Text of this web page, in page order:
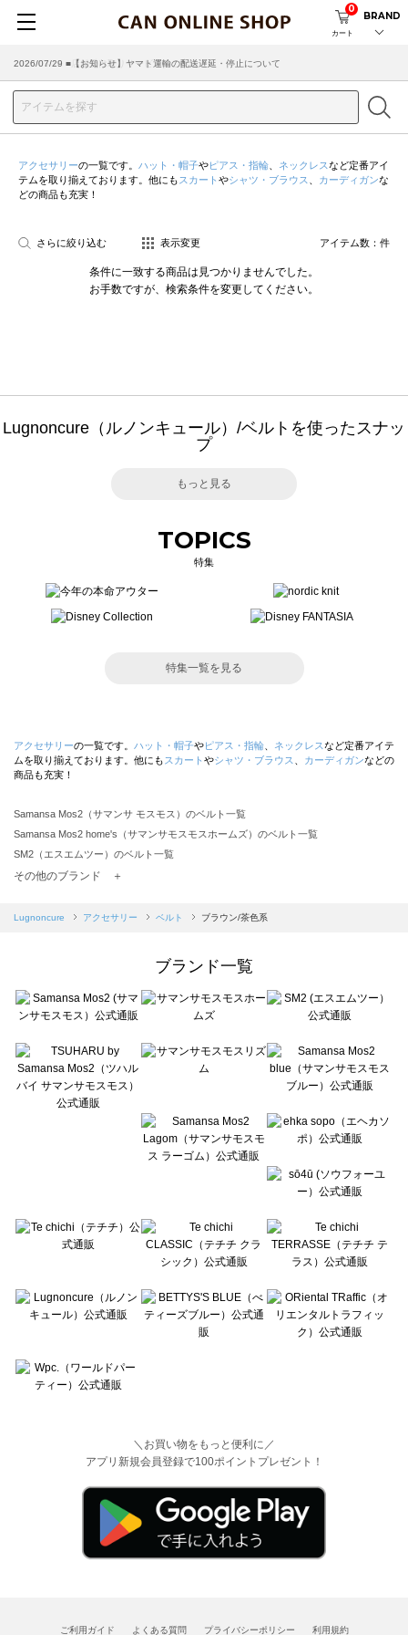
カート
0
BRAND
2026/07/29 ■【お知らせ】ヤマト運輸の配送遅延・停止について
2026/03/18 ■店舗受け取りサービスのご案内
アクセサリーの一覧です。 ハット・帽子やピアス・指輪 ネックレスなど定番アイ
テムを取り揃えております。他にも スカート やシャツ・ブラウス カーディガンな
どの商品も充実！
さらに絞り込む 表示変更 アイテム数： 件
条件に一致する商品は見つかりませんでした。
お手数ですが、検索条件を変更してください。
Lugnoncure（ルノンキュール）/ベルトを使ったスナッ
プ
もっと見る
TOPICS
特集
特集一覧を見る
アクセサリーの一覧です。 ハット・帽子やピアス・指輪 ネックレスなど定番アイテ
ムを取り揃えております。他にも スカート やシャツ・ブラウス カーディガンなどの
商品も充実！
Samansa Mos2（サマンサ モスモス）のベルト一覧
Samansa Mos2 home's（サマンサモスモスホームズ）のベルト一覧
SM2（エスエムツー）のベルト一覧
TSUHARU by Samansa Mos2（ツハルバイサマンサモスモス）のベルト一覧
Samansa Mos2 blue（サマンサモスモス ブルー）のベルト一覧
sō4ū（ソウフォーユー）のベルト一覧
Te chichi（テチチ）のベルト一覧
Te chichi CLASSIC（テチチ クラシック）のベルト一覧
Lugnoncure（ルノンキュール）のベルト一覧
BETTY'S BLUE（べティーズブルー）のベルト一覧
Wpc.（ワールドパーティー）のベルト一覧
その他のブランド ＋
Lugnoncure アクセサリー ベルト ブラウン/茶色系
ブランド一覧
＼お買い物をもっと便利に／
アプリ新規会員登録で100ポイントプレゼント！
ご利用ガイド よくある質問 プライバシーポリシー 利用規約